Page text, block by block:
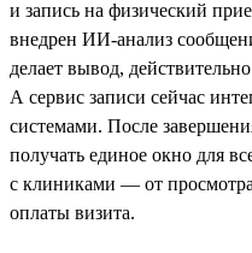
и запись на физический
внедрен ИИ-анализ
делает вывод,
А сервис записи сейчас
системами. После
получать единое окно для
с клиниками — от
оплаты визита.